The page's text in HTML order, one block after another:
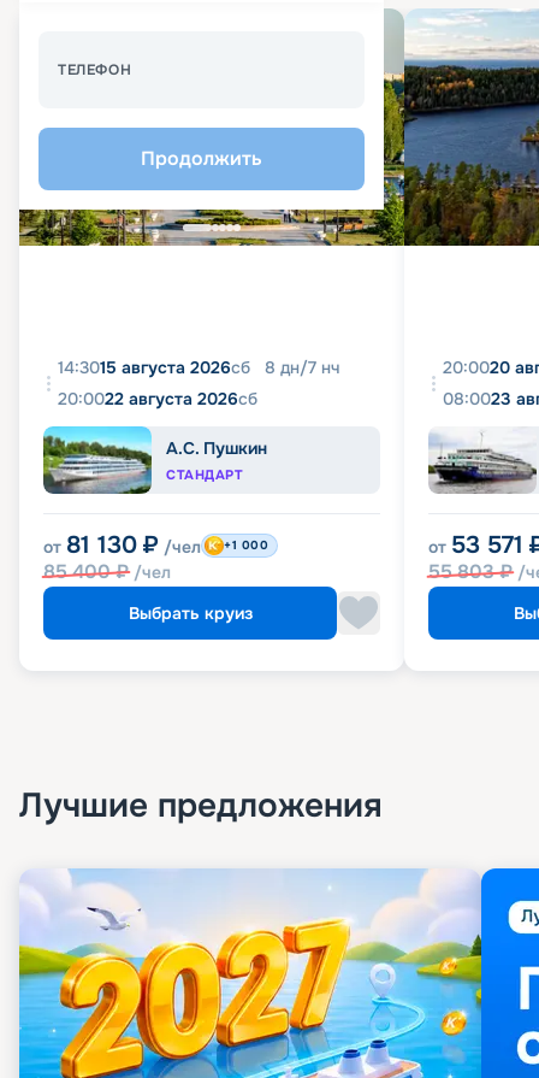
ТЕЛЕФОН
Продолжить
14:3015 августа 2026сб 8 дн/7 нч
20:0022 августа 2026сб
А.С. Пушкин
СТАНДАРТ
от 81 130 ₽ /чел
85 400₽ /чел
+1 000
Выбрать круиз
20:0020
08:0023
от 53 571
55 803₽ /
Лучшие предложения